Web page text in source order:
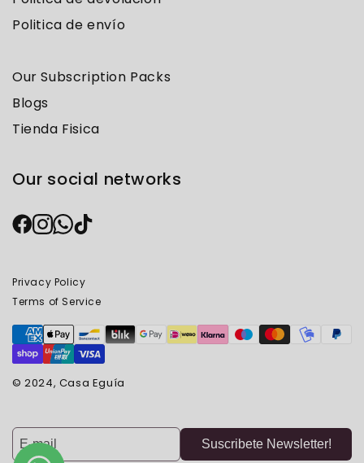
Politica de envío
Our Subscription Packs
Blogs
Tienda Fisica
Our social networks
Privacy Policy
Terms of Service
© 2024, Casa Eguía
Suscribete Newsletter!